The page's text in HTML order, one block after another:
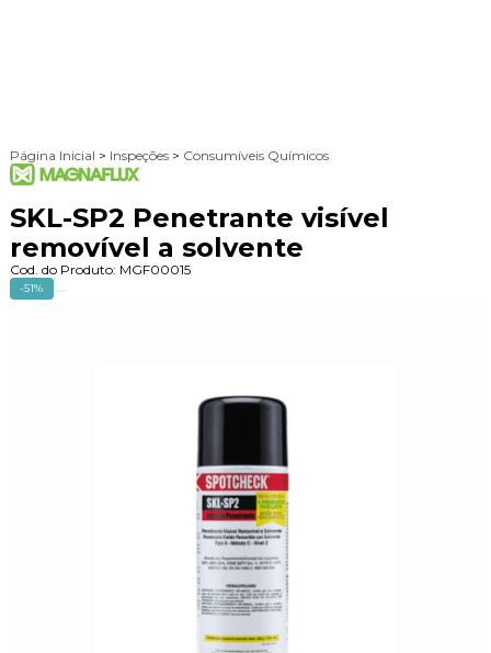
Página Inicial > Inspeções > Consumíveis Químicos
SKL-SP2 Penetrante visível
removível a solvente
Cod. do Produto: MGF00015
-51%